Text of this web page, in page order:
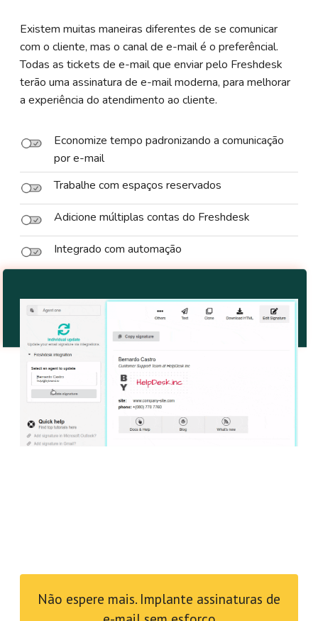
Existem muitas maneiras diferentes de se comunicar
com o cliente, mas o canal de e-mail é o preferêncial.
Todas as tickets de e-mail que enviar pelo Freshdesk
terão uma assinatura de e-mail moderna, para melhorar
a experiência do atendimento ao cliente.
Economize tempo padronizando a comunicação
por e-mail
Trabalhe com espaços reservados
Adicione múltiplas contas do Freshdesk
Integrado com automação
Não espere mais. Implante assinaturas de